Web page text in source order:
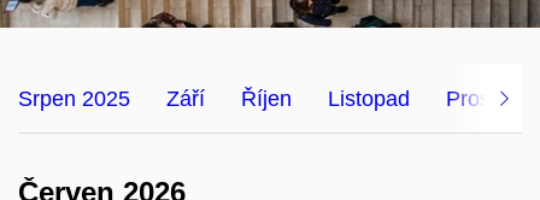
Srpen 2025 Září Říjen Listopad Prosinec
Červen 2026